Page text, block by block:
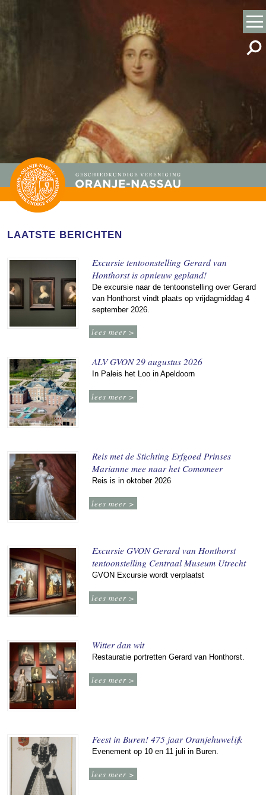
LAATSTE BERICHTEN
Excursie tentoonstelling Gerard van
Honthorst is opnieuw gepland!
De excursie naar de tentoonstelling over Gerard
van Honthorst vindt plaats op vrijdagmiddag 4
september 2026.
lees meer >
ALV GVON 29 augustus 2026
In Paleis het Loo in Apeldoorn
lees meer >
Reis met de Stichting Erfgoed Prinses
Marianne mee naar het Comomeer
Reis is in oktober 2026
lees meer >
Excursie GVON Gerard van Honthorst
tentoonstelling Centraal Museum Utrecht
GVON Excursie wordt verplaatst
lees meer >
Witter dan wit
Restauratie portretten Gerard van Honthorst.
lees meer >
Feest in Buren! 475 jaar Oranjehuwelijk
Evenement op 10 en 11 juli in Buren.
lees meer >